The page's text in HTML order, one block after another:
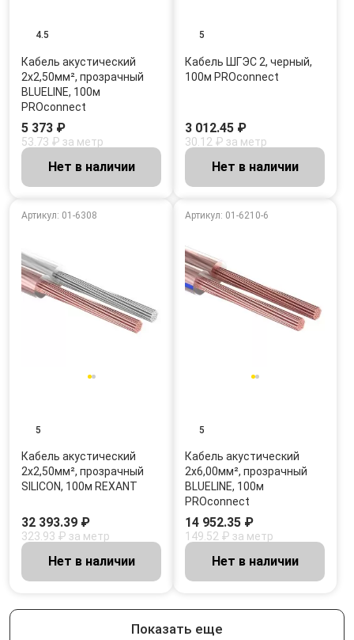
4.5
Кабель акустический
2х2,50мм², прозрачный
BLUELINE, 100м
PROconnect
5 373 ₽
53.73 ₽ за метр
Нет в наличии
5
Кабель ШГЭС 2, черный,
100м PROconnect
3 012.45 ₽
30.12 ₽ за метр
Нет в наличии
Артикул: 01-6308
5
Кабель акустический
2х2,50мм², прозрачный
SILICON, 100м REXANT
32 393.39 ₽
323.93 ₽ за метр
Нет в наличии
Артикул: 01-6210-6
5
Кабель акустический
2х6,00мм², прозрачный
BLUELINE, 100м
PROconnect
14 952.35 ₽
149.52 ₽ за метр
Нет в наличии
Показать еще